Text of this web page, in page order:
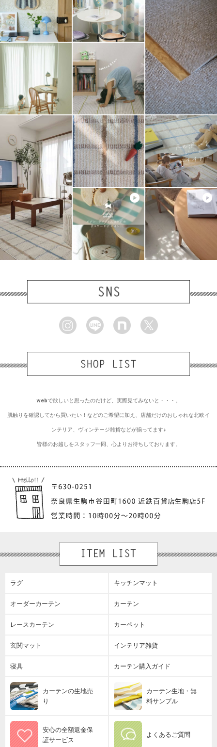
webで欲しいと思ったのだけど、実際見てみないと・・・。
肌触りを確認してから買いたい！などのご希望に加え、店舗だけのおしゃれな北欧イ
ンテリア、ヴィンテージ雑貨などが揃ってます♪
皆様のお越しをスタッフ一同、心よりお待ちしております。
ラグ キッチンマット
オーダーカーテン カーテン
レースカーテン カーペット
玄関マット インテリア雑貨
寝具 カーテン購入ガイド
カーテンの生地売
り
カーテン生地・無
料サンプル
安心の全額返金保
証サービス
よくあるご質問